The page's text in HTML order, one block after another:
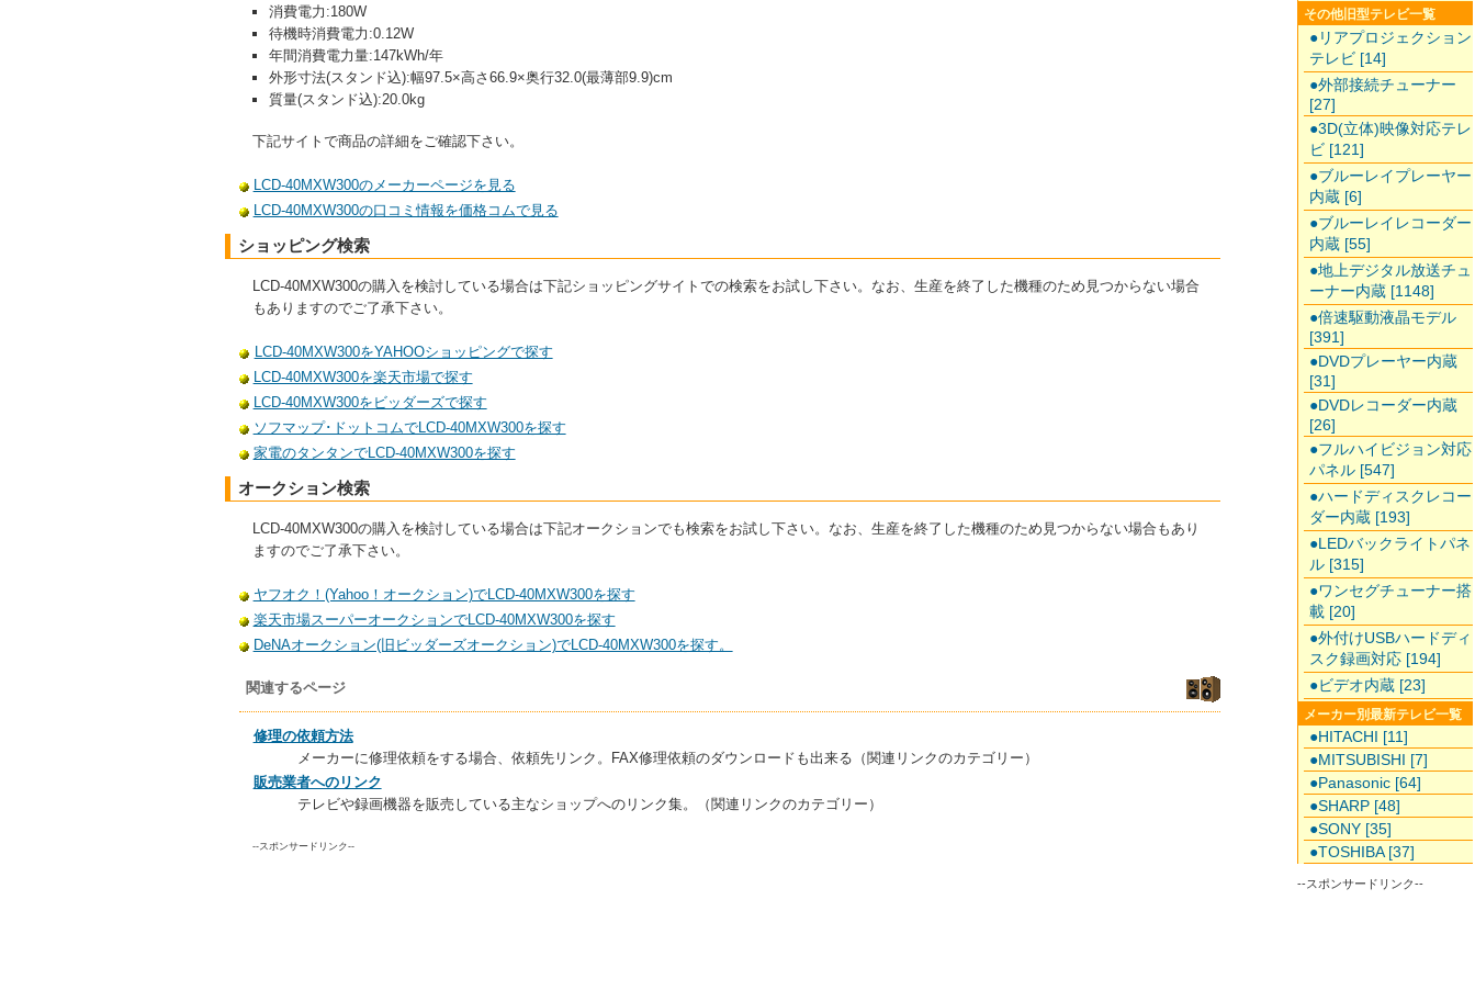
消費電力:180W
待機時消費電力:0.12W
年間消費電力量:147kWh/年
外形寸法(スタンド込):幅97.5×高さ66.9×奥行32.0(最薄部9.9)cm
質量(スタンド込):20.0kg
下記サイトで商品の詳細をご確認下さい。
LCD-40MXW300のメーカーページを見る
LCD-40MXW300の口コミ情報を価格コムで見る
ショッピング検索
LCD-40MXW300の購入を検討している場合は下記ショッピングサイトでの検索をお試し下さい。なお、生産を終了した機種のため見つからない場合
もありますのでご了承下さい。
LCD-40MXW300をYAHOOショッピングで探す
LCD-40MXW300を楽天市場で探す
LCD-40MXW300をビッダーズで探す
ソフマップ･ドットコムでLCD-40MXW300を探す
家電のタンタンでLCD-40MXW300を探す
オークション検索
LCD-40MXW300の購入を検討している場合は下記オークションでも検索をお試し下さい。なお、生産を終了した機種のため見つからない場合もあり
ますのでご了承下さい。
ヤフオク！(Yahoo！オークション)でLCD-40MXW300を探す
楽天市場スーパーオークションでLCD-40MXW300を探す
DeNAオークション(旧ビッダーズオークション)でLCD-40MXW300を探す。
関連するページ
修理の依頼方法
メーカーに修理依頼をする場合、依頼先リンク。FAX修理依頼のダウンロードも出来る（関連リンクのカテゴリー）
販売業者へのリンク
テレビや録画機器を販売している主なショップへのリンク集。（関連リンクのカテゴリー）
--スポンサードリンク--
その他旧型テレビ一覧
●リアプロジェクション
テレビ [14]
●外部接続チューナー
[27]
●3D(立体)映像対応テレ
ビ [121]
●ブルーレイプレーヤー
内蔵 [6]
●ブルーレイレコーダー
内蔵 [55]
●地上デジタル放送チュ
ーナー内蔵 [1148]
●倍速駆動液晶モデル
[391]
●DVDプレーヤー内蔵
[31]
●DVDレコーダー内蔵
[26]
●フルハイビジョン対応
パネル [547]
●ハードディスクレコー
ダー内蔵 [193]
●LEDバックライトパネ
ル [315]
●ワンセグチューナー搭
載 [20]
●外付けUSBハードディ
スク録画対応 [194]
●ビデオ内蔵 [23]
メーカー別最新テレビ一覧
●HITACHI [11]
●MITSUBISHI [7]
●Panasonic [64]
●SHARP [48]
●SONY [35]
●TOSHIBA [37]
--スポンサードリンク--